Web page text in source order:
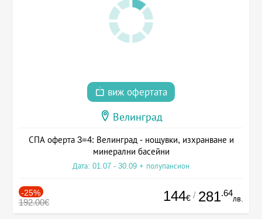
виж офертата
Велинград
СПА оферта 3=4: Велинград - нощувки, изхранване и
минерални басейни
Дата: 01.07 - 30.09 + полупансион
-25%
192.00€ 144€ / 281.64
лв.